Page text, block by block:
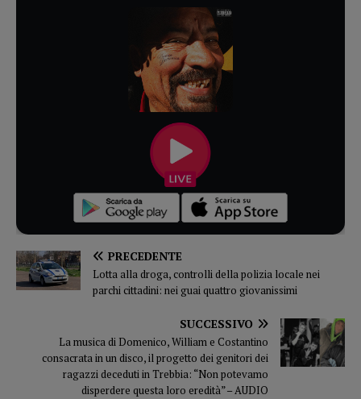
PRECEDENTE
Lotta alla droga, controlli della polizia locale nei
parchi cittadini: nei guai quattro giovanissimi
SUCCESSIVO
La musica di Domenico, William e Costantino
consacrata in un disco, il progetto dei genitori dei
ragazzi deceduti in Trebbia: “Non potevamo
disperdere questa loro eredità” – AUDIO